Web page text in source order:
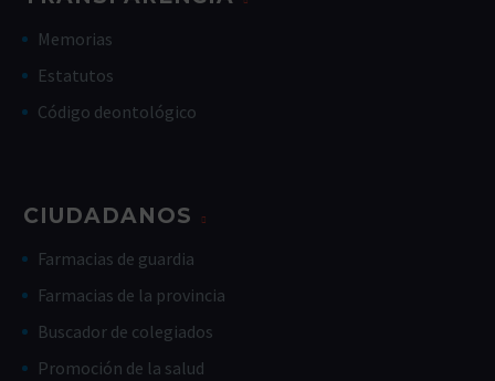
Memorias
Estatutos
Código deontológico
CIUDADANOS
Farmacias de guardia
Farmacias de la provincia
Buscador de colegiados
Promoción de la salud